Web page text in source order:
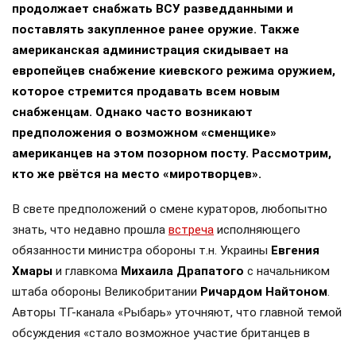
продолжает снабжать ВСУ разведданными и
поставлять закупленное ранее оружие. Также
американская администрация скидывает на
европейцев снабжение киевского режима оружием,
которое стремится продавать всем новым
снабженцам. Однако часто возникают
предположения о возможном «сменщике»
американцев на этом позорном посту. Рассмотрим,
кто же рвётся на место «миротворцев».
В свете предположений о смене кураторов, любопытно
знать, что недавно прошла встреча исполняющего
обязанности министра обороны т.н. Украины Евгения
Хмары и главкома Михаила Драпатого с начальником
штаба обороны Великобритании Ричардом Найтоном.
Авторы ТГ-канала «Рыбарь» уточняют, что главной темой
обсуждения «стало возможное участие британцев в